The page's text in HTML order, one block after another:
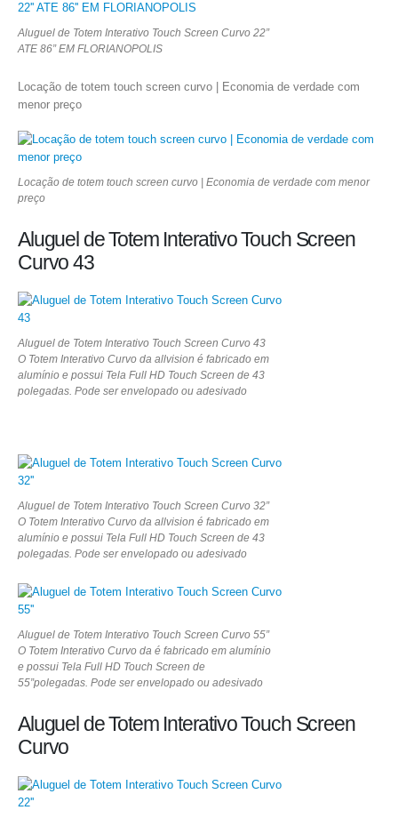
Aluguel de Totem Interativo Touch Screen Curvo 22”
ATE 86” EM FLORIANOPOLIS
Locação de totem touch screen curvo | Economia de verdade com
menor preço
Locação de totem touch screen curvo | Economia de verdade com menor
preço
Aluguel de Totem Interativo Touch Screen
Curvo 43
Aluguel de Totem Interativo Touch Screen Curvo 43
O Totem Interativo Curvo da allvision é fabricado em
alumínio e possui Tela Full HD Touch Screen de 43
polegadas. Pode ser envelopado ou adesivado
Aluguel de Totem Interativo Touch Screen Curvo 32”
O Totem Interativo Curvo da allvision é fabricado em
alumínio e possui Tela Full HD Touch Screen de 43
polegadas. Pode ser envelopado ou adesivado
Aluguel de Totem Interativo Touch Screen Curvo 55”
O Totem Interativo Curvo da é fabricado em alumínio
e possui Tela Full HD Touch Screen de
55”polegadas. Pode ser envelopado ou adesivado
Aluguel de Totem Interativo Touch Screen
Curvo